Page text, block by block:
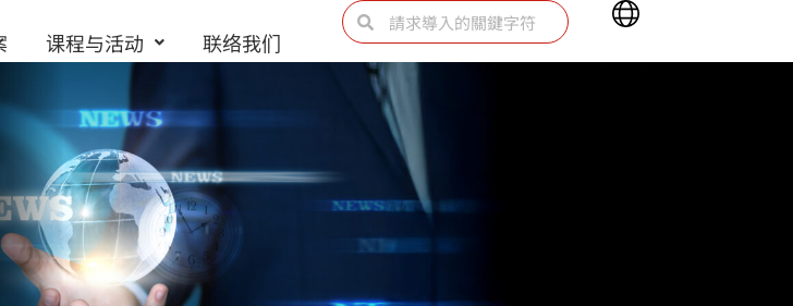
课程与活动 联络我们
SearchSearch
Main
Menu